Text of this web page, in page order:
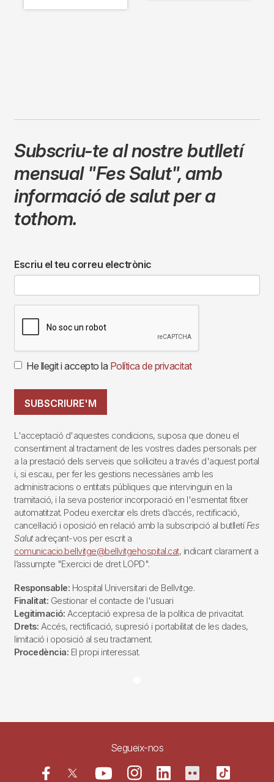
Subscriu-te al nostre butlletí
mensual "Fes Salut",amb
informació de salut per a
tothom.
Escriu el teu correu electrònic
He llegit i accepto la Política de privacitat
SUBSCRIURE'M
L'acceptació d'aquestes condicions, suposa que doneu el
consentiment al tractament de les vostres dades personals per
a la prestació dels serveis que sol·liciteu a través d'aquest portal
i, si escau, per fer les gestions necessàries amb les
administracions o entitats públiques que intervinguin en la
tramitació, i la seva posterior incorporació en l'esmentat fitxer
automatitzat. Podeu exercitar els drets d’accés, rectificació,
cancel·lació i oposició en relació amb la subscripció al butlletí Fes
Salutadreçant-vos per escrit a
comunicacio.bellvitge@bellvitgehospital.cat, indicant clarament a
l’assumpte "Exercici de dret LOPD".
Responsable: Hospital Universitari de Bellvitge.
Finalitat: Gestionar el contacte de l'usuari
Legitimació: Acceptació expresa de la política de privacitat.
Drets: Accés, rectificació, supresió i portabilitat de les dades,
limitació i oposició al seu tractament.
Procedència: El propi interessat.
Segueix-nos